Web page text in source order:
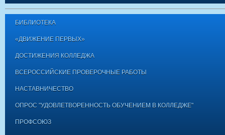
БИБЛИОТЕКА
«ДВИЖЕНИЕ ПЕРВЫХ»
ДОСТИЖЕНИЯ КОЛЛЕДЖА
ВСЕРОССИЙСКИЕ ПРОВЕРОЧНЫЕ РАБОТЫ
НАСТАВНИЧЕСТВО
ОПРОС "УДОВЛЕТВОРЕННОСТЬ ОБУЧЕНИЕМ В КОЛЛЕДЖЕ"
ПРОФСОЮЗ